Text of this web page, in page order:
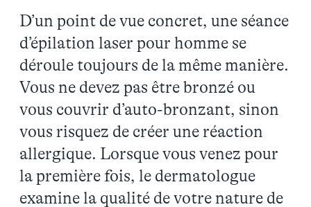
D’un point de vue concret, une séance
d’épilation laser pour homme se
déroule toujours de la même manière.
Vous ne devez pas être bronzé ou
vous couvrir d’auto-bronzant, sinon
vous risquez de créer une réaction
allergique. Lorsque vous venez pour
la première fois, le dermatologue
examine la qualité de votre nature de